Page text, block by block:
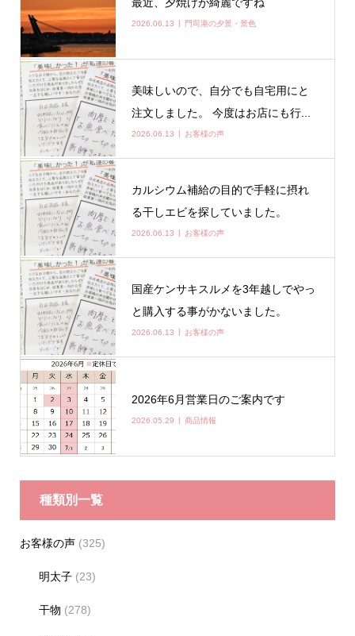
2026.06.13 門司港の夕景・景色
美味しいので、自分でも自宅用にと
注文しました。 今度はお店にも行...
2026.06.13 お客様の声
カルシウム補給の目的で手軽に摂れ
る干しエビを探していました。
2026.06.13 お客様の声
国産ケンサキスルメを3年越しでやっ
と購入する事がかないました。
2026.06.13 お客様の声
2026年6月営業日のご案内です
2026.05.29 商品情報
種類別一覧
お客様の声(325)
明太子 (23)
干物 (278)